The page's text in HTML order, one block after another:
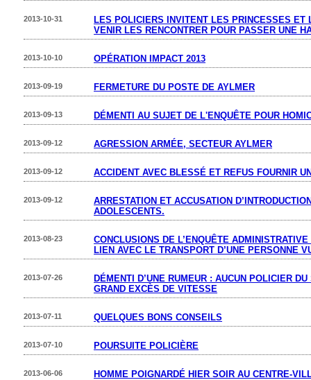
LES POLICIERS INVITENT LES PRINCESSES ET
VENIR LES RENCONTRER POUR PASSER UNE
2013-10-31
OPÉRATION IMPACT 2013
2013-10-10
FERMETURE DU POSTE DE AYLMER
2013-09-19
DÉMENTI AU SUJET DE L'ENQUÊTE POUR
2013-09-13
AGRESSION ARMÉE, SECTEUR AYLMER
2013-09-12
ACCIDENT AVEC BLESSÉ ET REFUS FOURNIR
2013-09-12
ARRESTATION ET ACCUSATION
ADOLESCENTS.
2013-09-12
CONCLUSIONS DE L’ENQUÊTE
LIEN AVEC LE TRANSPORT D’UNE PERSONNE
2013-08-23
DÉMENTI D’UNE RUMEUR : AUCUN POLICIER
GRAND EXCÈS DE VITESSE
2013-07-26
QUELQUES BONS CONSEILS
2013-07-11
POURSUITE POLICIÈRE
2013-07-10
HOMME POIGNARDÉ HIER SOIR AU CENTRE-
2013-06-06